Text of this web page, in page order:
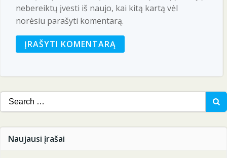
nebereiktų įvesti iš naujo, kai kitą kartą vėl
norėsiu parašyti komentarą.
Search
for:
Naujausi įrašai